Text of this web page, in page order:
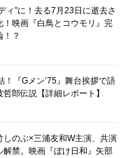
ィ”に！去る7月23日に逝去さ
映画『白鳥とコウモリ』完
！？
『Gメン’75』舞台挨拶で語
郎伝説【詳細レポート】
のぶ×三浦友和W主演、共演
禁。映画『ぼけ日和』矢部